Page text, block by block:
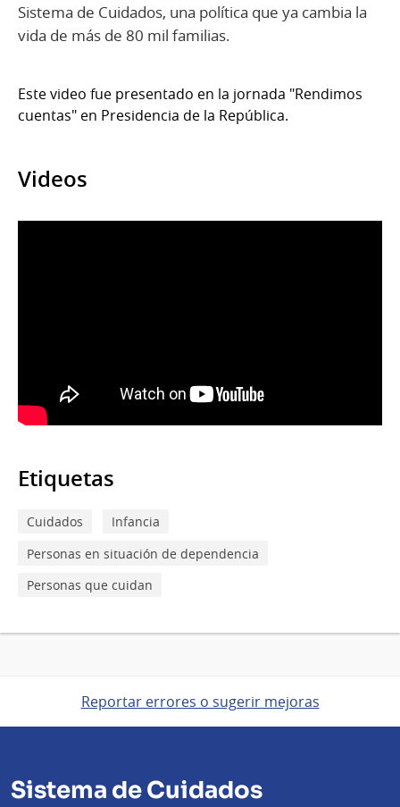
Sistema de Cuidados, una política que ya cambia la
vida de más de 80 mil familias.
Este video fue presentado en la jornada "Rendimos
cuentas" en Presidencia de la República.
Videos
Etiquetas
Cuidados
Infancia
Personas en situación de dependencia
Personas que cuidan
Reportar errores o sugerir mejoras
Sistema de Cuidados